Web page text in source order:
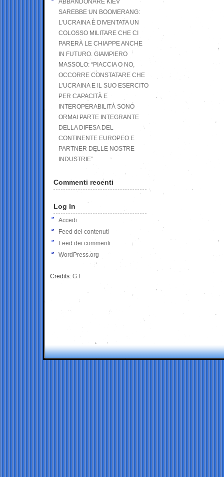
ABBANDONARE KIEV
SAREBBE UN BOOMERANG:
L’UCRAINA È DIVENTATA UN
COLOSSO MILITARE CHE CI
PARERÀ LE CHIAPPE ANCHE
IN FUTURO. GIAMPIERO
MASSOLO: “PIACCIA O NO,
OCCORRE CONSTATARE CHE
L’UCRAINA E IL SUO ESERCITO
PER CAPACITÀ E
INTEROPERABILITÀ SONO
ORMAI PARTE INTEGRANTE
DELLA DIFESA DEL
CONTINENTE EUROPEO E
PARTNER DELLE NOSTRE
INDUSTRIE”
Commenti recenti
Log In
Accedi
Feed dei contenuti
Feed dei commenti
WordPress.org
Credits: G.I